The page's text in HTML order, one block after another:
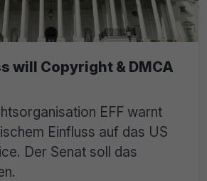
will Copyright & DMCA
EFF warnt
Einfluss auf das US
Der Senat soll das